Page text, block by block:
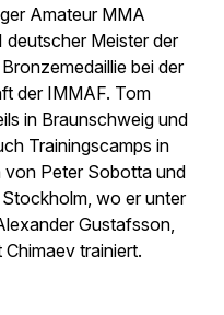
Amateur MMA
Meister der
bei der
der IMMAF. Tom
in Braunschweig und
Trainingscamps in
von Peter Sobotta und
wo er unter
Gustafsson,
trainiert.